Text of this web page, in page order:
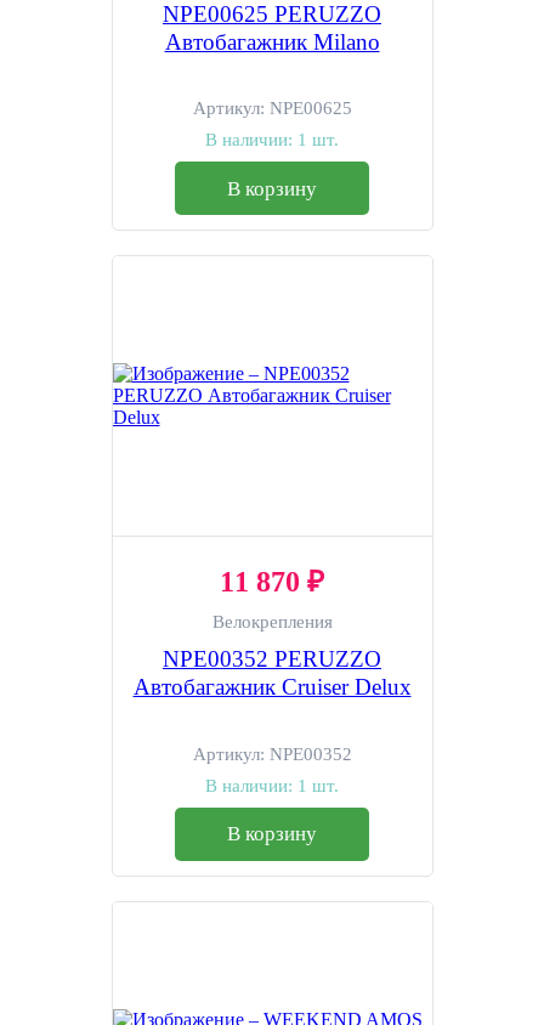
NPE00625 PERUZZO
Автобагажник Milano
Артикул: NPE00625
В наличии: 1 шт.
В корзину
11 870 ₽
Велокрепления
NPE00352 PERUZZO
Автобагажник Cruiser Delux
Артикул: NPE00352
В наличии: 1 шт.
В корзину